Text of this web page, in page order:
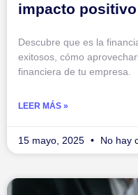
impacto
Descubre que es la
exitosos, cómo
financiera de tu empresa.
LEER MÁS »
15 mayo, 2025 No hay